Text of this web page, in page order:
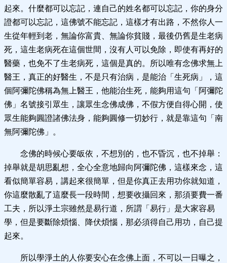
起來。什麼都可以忘記，連自己的姓名都可以忘記，你的身分
證都可以忘記，這佛號不能忘記，這樣才有出路，不然你人一
生從年輕到老，無論你富貴、無論你貧賤，最後仍舊是生老病
死，這生老病死在這個世間，沒有人可以免除，即使有再好的
醫藥，也免不了生老病死，這個是真的。所以唯有念佛求無上
醫王，真正的好醫生，不是只有治病，是能治「生死病」，這
個阿彌陀佛稱為無上醫王，他能治生死，能夠用這句「阿彌陀
佛」名號接引眾生，讓眾生念佛成佛，不假方便自得心開，使
眾生能夠圓證諸佛法身，能夠圓修一切妙行，就是靠這句「南
無阿彌陀佛」。
念佛的時候心要皈依，不想別的，也不昏沉，也不掉舉：
掉舉就是胡思亂想，全心全意地歸向阿彌陀佛，這樣來念，這
看似簡單容易，講起來很簡單，但是你真正去用功你就知道，
你這麼散亂了這麼長一段時間，想要收攝回來，那須要費一番
工夫，所以淨土宗雖然是易行道，所謂「易行」是大家容易
學，但是要斷除煩惱、降伏煩惱，那必須得自己用功，自己提
起來。
所以學淨土的人你要安心在念佛上面，不可以一日曝之，